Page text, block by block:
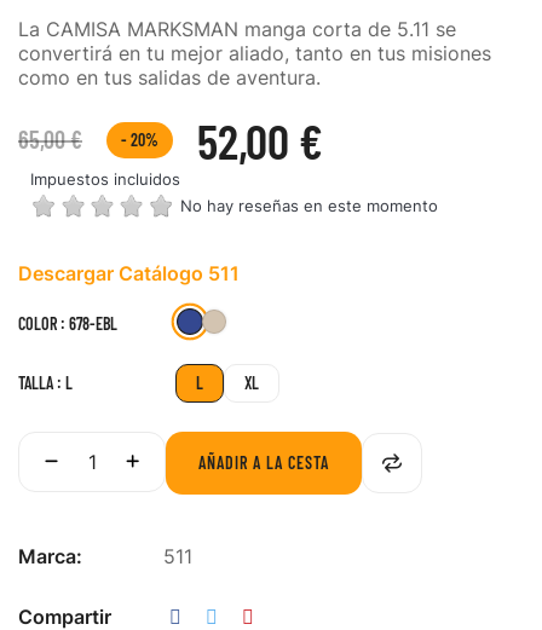
La CAMISA MARKSMAN manga corta de 5.11 se
convertirá en tu mejor aliado, tanto en tus misiones
como en tus salidas de aventura.
65,00 € 52,00 €
- 20%
Impuestos incluidos
No hay reseñas en este momento
Descargar Catálogo 511
COLOR : 678-EBL
678-344-
TALLA : L
L XL
AÑADIR A LA CESTA
Marca: 511
Compartir